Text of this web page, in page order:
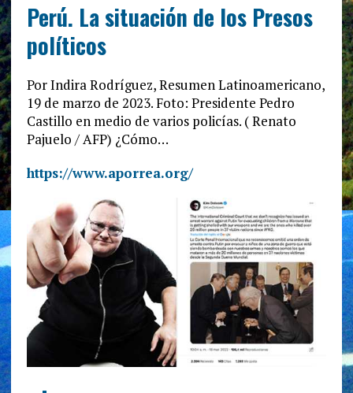
Perú. La situación de los Presos
políticos
Por Indira Rodríguez, Resumen Latinoamericano,
19 de marzo de 2023. Foto: Presidente Pedro
Castillo en medio de varios policías. ( Renato
Pajuelo / AFP) ¿Cómo…
https://www.aporrea.org/